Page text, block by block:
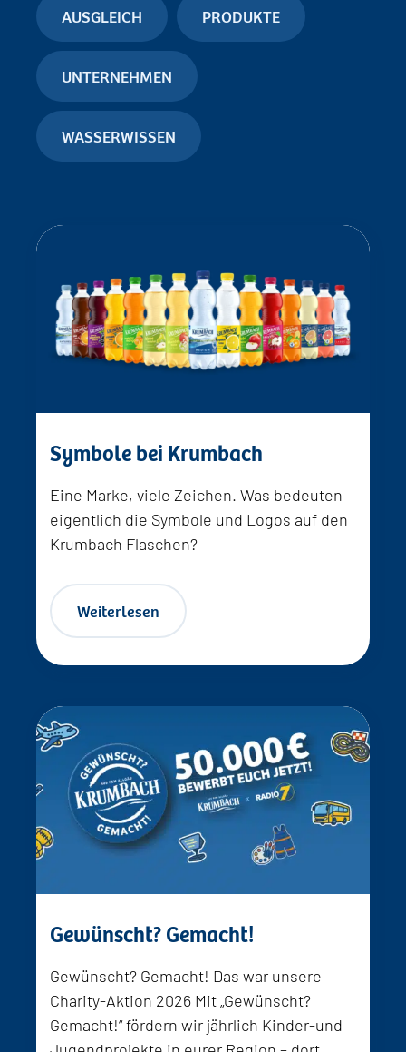
AUSGLEICH PRODUKTE
UNTERNEHMEN
WASSERWISSEN
Symbole bei Krumbach
Eine Marke, viele Zeichen. Was bedeuten
eigentlich die Symbole und Logos auf den
Krumbach Flaschen?
Weiterlesen
Gewünscht? Gemacht!
Gewünscht? Gemacht! Das war unsere
Charity-Aktion 2026 Mit „Gewünscht?
Gemacht!“ fördern wir jährlich Kinder-und